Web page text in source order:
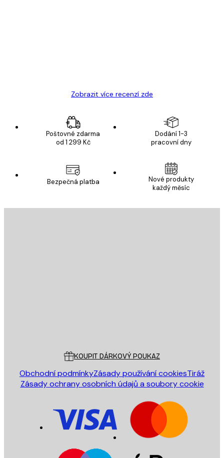
Zobrazit více recenzí zde
Poštovné zdarma
od 1 299 Kč
Dodání 1-3
pracovní dny
Bezpečná platba
Nové produkty
každý měsíc
KOUPIT DÁRKOVÝ POUKAZ
Obchodní podmínkyZásady používání cookiesTiráž
Zásady ochrany osobních údajů a soubory cookie